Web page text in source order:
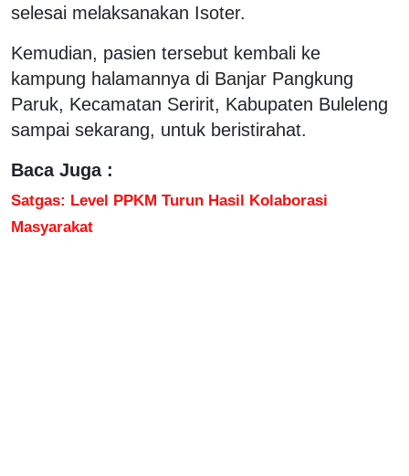
selesai melaksanakan Isoter.
Kemudian, pasien tersebut kembali ke
kampung halamannya di Banjar Pangkung
Paruk, Kecamatan Seririt, Kabupaten Buleleng
sampai sekarang, untuk beristirahat.
Baca Juga :
Satgas: Level PPKM Turun Hasil Kolaborasi
Masyarakat